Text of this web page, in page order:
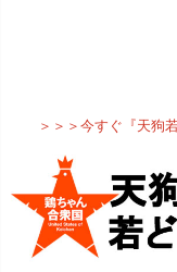
＞＞＞今すぐ『天狗